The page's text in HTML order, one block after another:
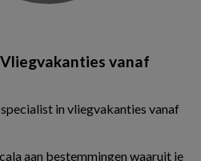
vanaf
in vliegvakanties vanaf
aan bestemmingen waaruit je